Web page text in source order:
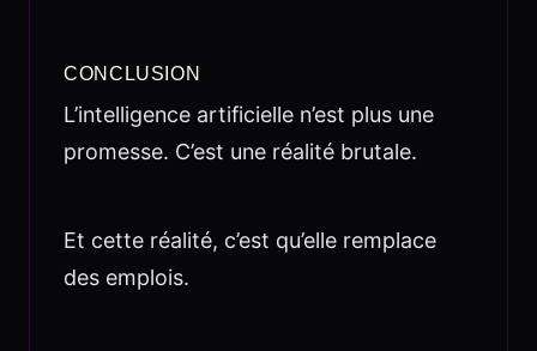
CONCLUSION
L’intelligence artificielle n’est plus une
promesse. C’est une réalité brutale.
Et cette réalité, c’est qu’elle remplace
des emplois.